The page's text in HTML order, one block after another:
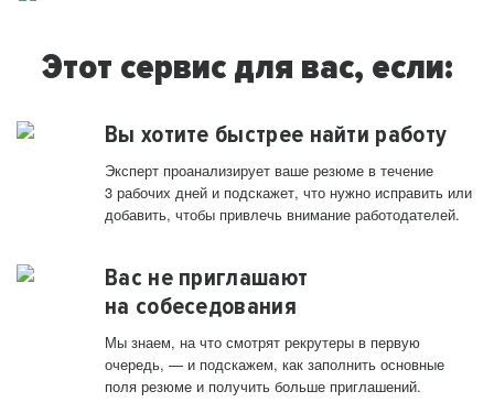
Этот сервис для вас, если:
Вы хотите быстрее найти работу
Эксперт проанализирует ваше резюме в течение
3 рабочих дней и подскажет, что нужно исправить или
добавить, чтобы привлечь внимание работодателей.
Вас не приглашают
на собеседования
Мы знаем, на что смотрят рекрутеры в первую
очередь, — и подскажем, как заполнить основные
поля резюме и получить больше приглашений.